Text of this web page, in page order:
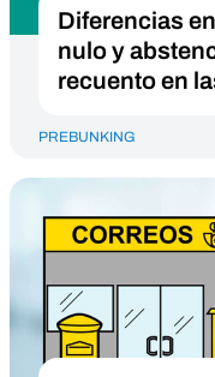
Diferencias
nulo y
recuento en
PREBUNKING